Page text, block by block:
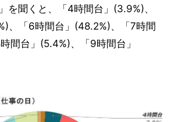
を聞くと、「4時間台」(3.9%)、
、「6時間台」(48.2%)、「7時間
間台」(5.4%)、「9時間台」